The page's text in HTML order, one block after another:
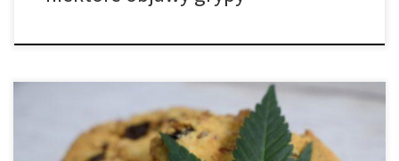
Zmniejsz ryzyko wystąpienia choroby płuc, która następuje